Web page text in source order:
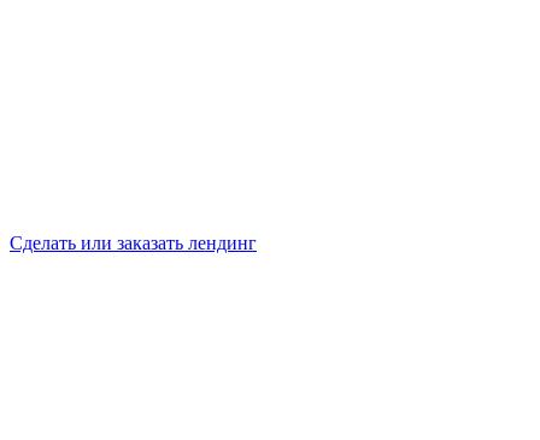
Сделать или заказать лендинг